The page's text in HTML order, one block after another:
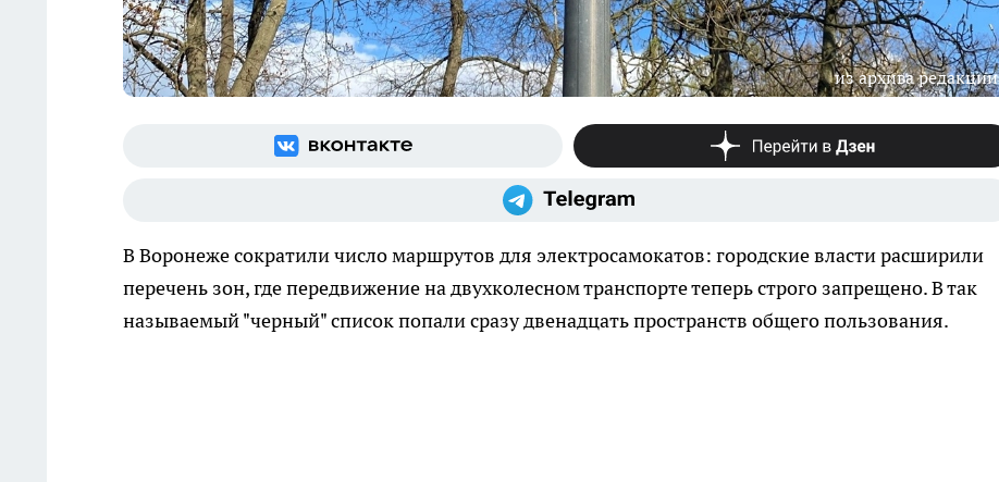
из архива редакции
В Воронеже сократили число маршрутов для электросамокатов: городские власти расширили
перечень зон, где передвижение на двухколесном транспорте теперь строго запрещено. В так
называемый "черный" список попали сразу двенадцать пространств общего пользования.